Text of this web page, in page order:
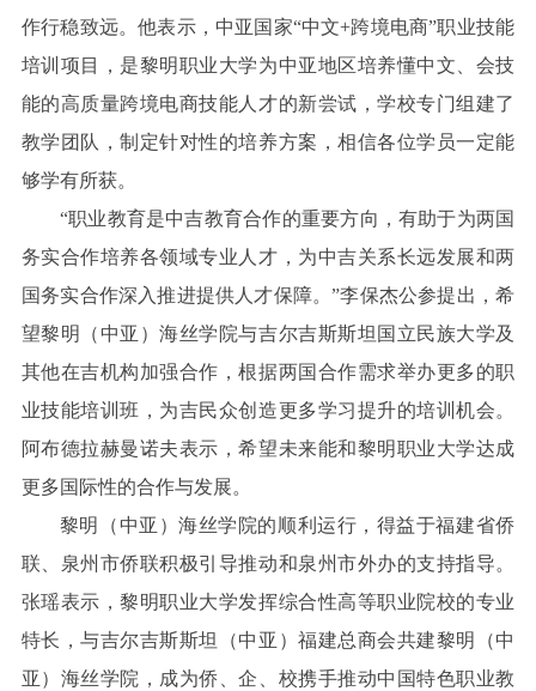
作行稳致远。他表示，中亚国家“中文+跨境电商”职业技能
培训项目，是黎明职业大学为中亚地区培养懂中文、会技
能的高质量跨境电商技能人才的新尝试，学校专门组建了
教学团队，制定针对性的培养方案，相信各位学员一定能
够学有所获。
“职业教育是中吉教育合作的重要方向，有助于为两国
务实合作培养各领域专业人才，为中吉关系长远发展和两
国务实合作深入推进提供人才保障。”李保杰公参提出，希
望黎明（中亚）海丝学院与吉尔吉斯斯坦国立民族大学及
其他在吉机构加强合作，根据两国合作需求举办更多的职
业技能培训班，为吉民众创造更多学习提升的培训机会。
阿布德拉赫曼诺夫表示，希望未来能和黎明职业大学达成
更多国际性的合作与发展。
黎明（中亚）海丝学院的顺利运行，得益于福建省侨
联、泉州市侨联积极引导推动和泉州市外办的支持指导。
张瑶表示，黎明职业大学发挥综合性高等职业院校的专业
特长，与吉尔吉斯斯坦（中亚）福建总商会共建黎明（中
亚）海丝学院，成为侨、企、校携手推动中国特色职业教